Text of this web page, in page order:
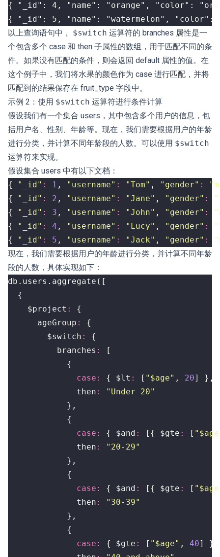
{ "_id": 5, "name": "watermelon",
以上查询语句中， $switch 运算符的 branches 属性是一
个包含多个 case 和 then 子属性的数组，用于匹配不同的条
件。如果没有匹配的条件，则会返回 default 属性的值。在
这个例子中，我们将水果的颜色作为 case 进行匹配，并将
匹配到的结果保存在 fruit_type 字段中。
示例 2：使用 $switch 运算符进行条件计算
假设我们有一个集合 users，其中包含多个用户的信息，包
括用户名、性别、年龄等。现在，我们需要根据用户的年龄
进行分类，并计算不同年龄段的人数。可以使用 $switch
运算符来实现。
假设集合 users 中有以下文档：
{
"_id" : 1 , "username" : "Tom" , "gender" :
{
"_id" : 2 , "username" : "Jane" , "gender" :
{
"_id" : 3 , "username" : "John" , "gender" :
{
"_id" : 4 , "username" : "Lucy" , "gender" :
{
"_id" : 5 , "username" : "Jack" , "gender" :
现在，我们需要根据用户的年龄进行分类，并计算不同年龄
段的人数，具体实现如下：
db . users . aggregate ([
{
$project :
{
ageGroup :
{
$switch :
{
branches :
[
{
case : { $lt : [ "$age" , 20]
},
then :
"Under 20"
},
{
case : { $and : [{ $gte : [
then :
"20-29"
},
{
case : { $and : [{ $gte : [
then :
"30-39"
},
{
case : { $gte : [ "$age" , 40]
},